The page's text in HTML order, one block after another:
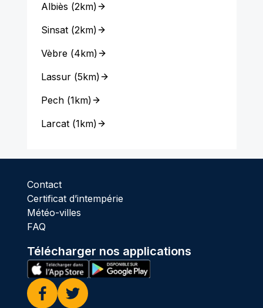
Albiès (2km)
Sinsat(2km)
Vèbre(4km)
Lassur(5km)
Pech(1km)
Larcat(1km)
Contact
Certificat d’intempérie
Météo-villes
FAQ
Télécharger nos applications